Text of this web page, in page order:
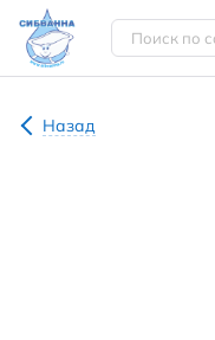
Назад